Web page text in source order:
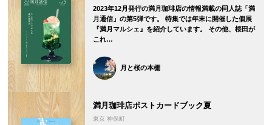
2023年12月発行の満月珈琲店の情報満載の同人誌「満
月通信」の第5弾です。 特集では年末に開催した個展
『満月マルシェ』を紹介しています。 その他、桜田が
これ…
月と桜の本棚
満月珈琲店ポストカードブック夏
東京 神保町